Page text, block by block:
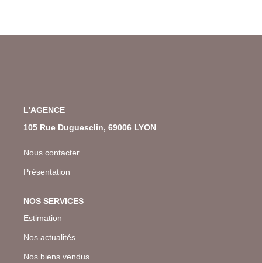
L'AGENCE
105 Rue Duguesclin, 69006 LYON
Nous contacter
Présentation
NOS SERVICES
Estimation
Nos actualités
Nos biens vendus